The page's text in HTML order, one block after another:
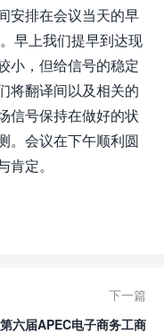
安排在会议当天的早
早上我们提早到达现
小，但给信号的稳定
将翻译间以及相关的
信号保持在做好的状
。会议在下午顺利圆
肯定。
下一篇
第六届APEC电子商务工商